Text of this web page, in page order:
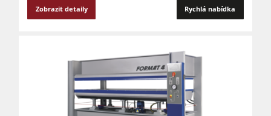
Zobrazit detaily Rychlá nabídka